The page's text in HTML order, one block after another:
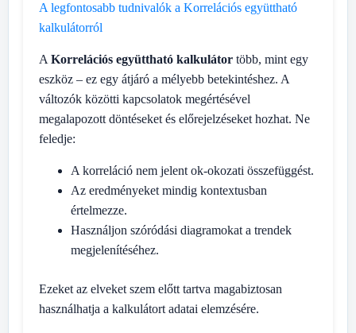
A legfontosabb tudnivalók a Korrelációs együttható
kalkulátorról
A Korrelációs együttható kalkulátor több, mint egy
eszköz – ez egy átjáró a mélyebb betekintéshez. A
változók közötti kapcsolatok megértésével
megalapozott döntéseket és előrejelzéseket hozhat. Ne
feledje:
A korreláció nem jelent ok-okozati összefüggést.
Az eredményeket mindig kontextusban
értelmezze.
Használjon szóródási diagramokat a trendek
megjelenítéséhez.
Ezeket az elveket szem előtt tartva magabiztosan
használhatja a kalkulátort adatai elemzésére.